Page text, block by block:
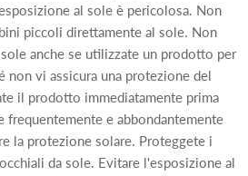
al sole è pericolosa. Non
piccoli direttamente al sole. Non
anche se utilizzate un prodotto per
non vi assicura una protezione del
il prodotto immediatamente prima
frequentemente e abbondantemente
la protezione solare. Proteggete i
da sole. Evitare l'esposizione al